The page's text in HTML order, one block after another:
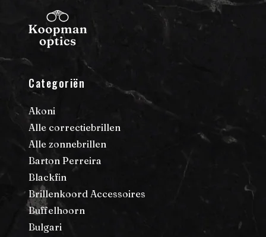
Categoriën
Akoni
Alle correctiebrillen
Alle zonnebrillen
Barton Perreira
Blackfin
Brillenkoord Accessoires
Buffelhoorn
Bulgari